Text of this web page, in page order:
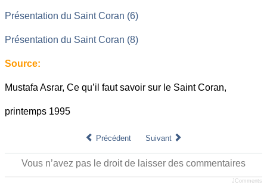
Présentation du Saint Coran (6)
Présentation du Saint Coran (8)
Source:
Mustafa Asrar, Ce qu’il faut savoir sur le Saint Coran,
printemps 1995
Précédent Suivant
Vous n’avez pas le droit de laisser des commentaires
JComments